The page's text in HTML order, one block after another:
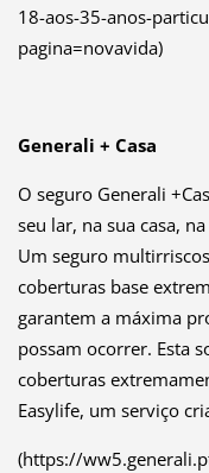
18-aos-35-anos-
pagina=novavida)
Generali + Casa
O seguro Generali
seu lar, na sua casa,
Um seguro
coberturas base
garantem a máxima
possam ocorrer. Esta
coberturas
Easylife, um serviço
(https://